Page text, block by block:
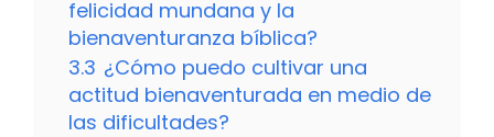
felicidad mundana y la
bienaventuranza bíblica?
3.3 ¿Cómo puedo cultivar una
actitud bienaventurada en medio de
las dificultades?